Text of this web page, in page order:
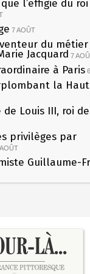
l’effigie du
7 AOÛT
du
Jacquard 7
à Paris
la
Louis III, roi
privilèges par
Guillaume-
: réouverture
poignardé à
jacobin 1ER AOÛT
les
pas mousse